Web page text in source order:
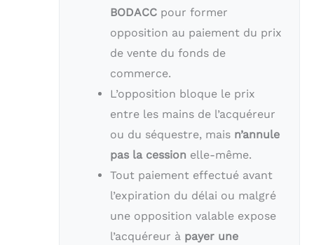
BODACC pour former
opposition au paiement du prix
de vente du fonds de
commerce.
L’opposition bloque le prix
entre les mains de l’acquéreur
ou du séquestre, mais n’annule
pas la cession elle-même.
Tout paiement effectué avant
l’expiration du délai ou malgré
une opposition valable expose
l’acquéreur à payer une